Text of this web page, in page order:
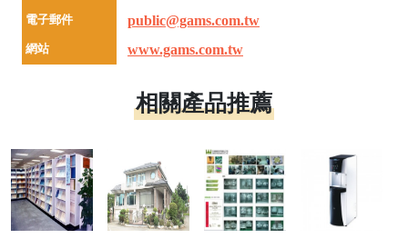
電子郵件 public@gams.com.tw
網站 www.gams.com.tw
相關產品推薦